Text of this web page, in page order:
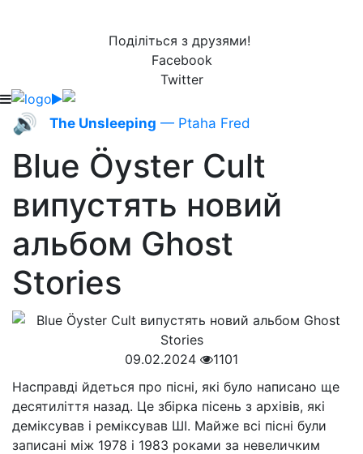
Поділіться з друзями!
Facebook
Twitter
🔊 The Unsleeping — Ptaha Fred
Blue Öyster Cult
випустять новий
альбом Ghost
Stories
09.02.2024
1101
Насправді йдеться про пісні, які було написано ще
десятиліття назад. Це збірка пісень з архівів, які
деміксував і реміксував ШІ. Майже всі пісні були
записані між 1978 і 1983 роками за невеличким